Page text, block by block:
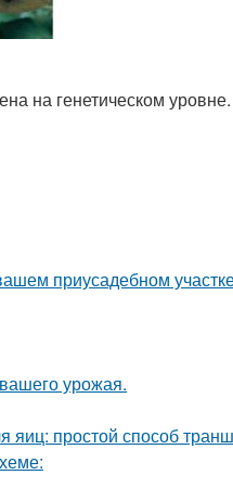
на генетическом уровне.
приусадебном
урожая.
простой способ